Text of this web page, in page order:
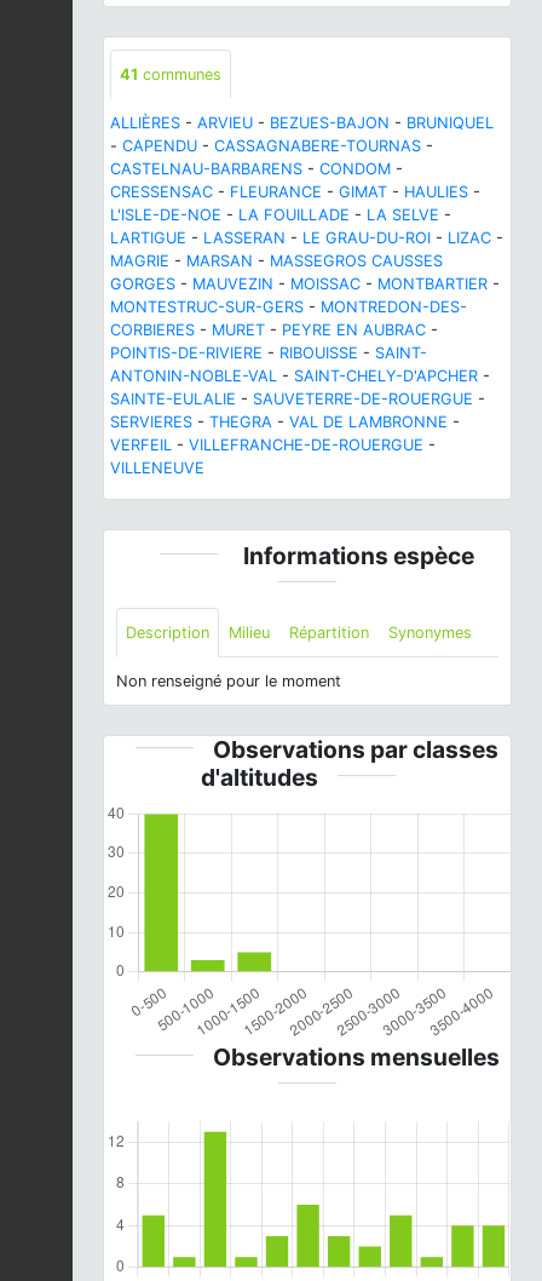
41 communes
ALLIÈRES - ARVIEU - BEZUES-BAJON - BRUNIQUEL
- CAPENDU - CASSAGNABERE-TOURNAS -
CASTELNAU-BARBARENS - CONDOM -
CRESSENSAC - FLEURANCE - GIMAT - HAULIES -
L'ISLE-DE-NOE - LA FOUILLADE - LA SELVE -
LARTIGUE - LASSERAN - LE GRAU-DU-ROI - LIZAC -
MAGRIE - MARSAN - MASSEGROS CAUSSES
GORGES - MAUVEZIN - MOISSAC - MONTBARTIER -
MONTESTRUC-SUR-GERS - MONTREDON-DES-
CORBIERES - MURET - PEYRE EN AUBRAC -
POINTIS-DE-RIVIERE - RIBOUISSE - SAINT-
ANTONIN-NOBLE-VAL - SAINT-CHELY-D'APCHER -
SAINTE-EULALIE - SAUVETERRE-DE-ROUERGUE -
SERVIERES - THEGRA - VAL DE LAMBRONNE -
VERFEIL - VILLEFRANCHE-DE-ROUERGUE -
VILLENEUVE
Informations espèce
Description Milieu Répartition Synonymes
Non renseigné pour le moment
Observations par classes
d'altitudes
Observations mensuelles